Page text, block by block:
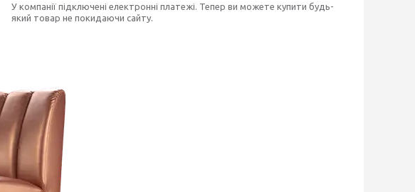
У компанії підключені електронні платежі. Тепер ви можете купити будь-
який товар не покидаючи сайту.